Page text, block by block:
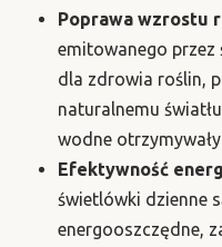
Poprawa wzrostu
emitowanego przez
dla zdrowia roślin,
naturalnemu
wodne
Efektywność
świetlówki dzienne
energooszczędne,